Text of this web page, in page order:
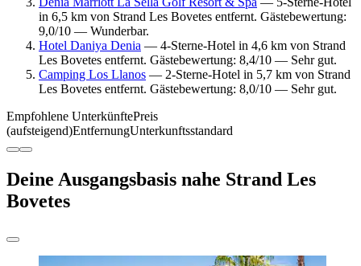
in 6,5 km von Strand Les Bovetes entfernt. Gästebewertung:
9,0/10 — Wunderbar.
Hotel Daniya Denia — 4-Sterne-Hotel in 4,6 km von Strand
Les Bovetes entfernt. Gästebewertung: 8,4/10 — Sehr gut.
Camping Los Llanos — 2-Sterne-Hotel in 5,7 km von Strand
Les Bovetes entfernt. Gästebewertung: 8,0/10 — Sehr gut.
Empfohlene UnterkünftePreis
(aufsteigend)EntfernungUnterkunftsstandard
Deine Ausgangsbasis nahe Strand Les
Bovetes